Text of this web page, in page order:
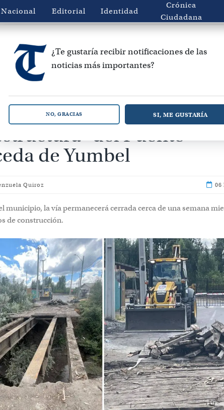
Nacional Editorial Identidad
Crónica
Ciudadana
de reparación en
del Puente
de Yumbel
Quiroz 06
municipio, la vía permanecerá cerrada cerca de una semana
de construcción.
¿Te gustaría recibir notificaciones de las
noticias más importantes?
NO, GRACIAS SI, ME GUSTARÍA